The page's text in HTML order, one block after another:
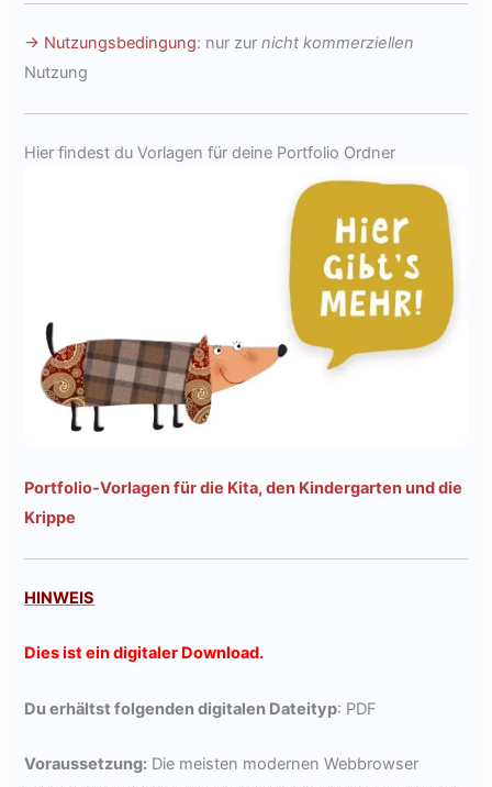
→ Nutzungsbedingung: nur zurnicht kommerziellen
Nutzung
Hier findest du Vorlagen für deine Portfolio Ordner
Portfolio-Vorlagen für die Kita, den Kindergarten und die
Krippe
HINWEIS
Dies ist ein digitaler Download.
Du erhältst folgenden digitalen Dateityp: PDF
Voraussetzung: Die meisten modernen Webbrowser